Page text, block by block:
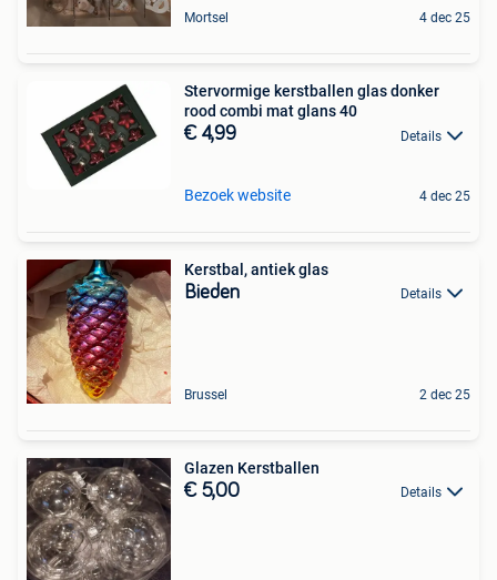
Mortsel 4 dec 25
Stervormige kerstballen glas donker
rood combi mat glans 40
€ 4,99 Details
Bezoek website 4 dec 25
Kerstbal, antiek glas
Bieden Details
Brussel 2 dec 25
Glazen Kerstballen
€ 5,00 Details